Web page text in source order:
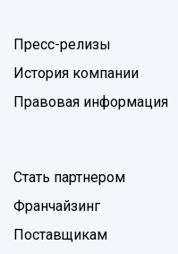
Пресс-релизы
История компании
Правовая информация
Стать партнером
Франчайзинг
Поставщикам